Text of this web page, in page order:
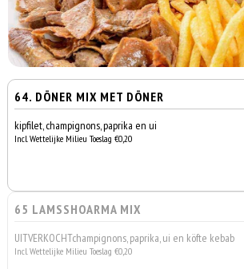
64. DÖNER MIX MET DÖNER
kipfilet, champignons, paprika en ui
Incl. Wettelijke Milieu Toeslag €0,20
65 LAMSSHOARMA MIX
UITVERKOCHTchampignons, paprika, ui en köfte kebab
Incl. Wettelijke Milieu Toeslag €0,20